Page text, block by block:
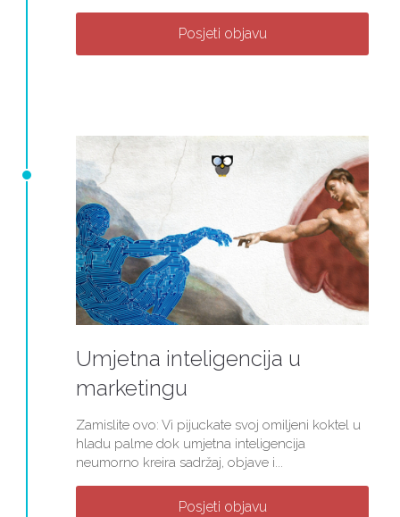
Posjeti objavu
Umjetna inteligencija u
marketingu
Zamislite ovo: Vi pijuckate svoj omiljeni koktel u
hladu palme dok umjetna inteligencija
neumorno kreira sadržaj, objave i...
Posjeti objavu